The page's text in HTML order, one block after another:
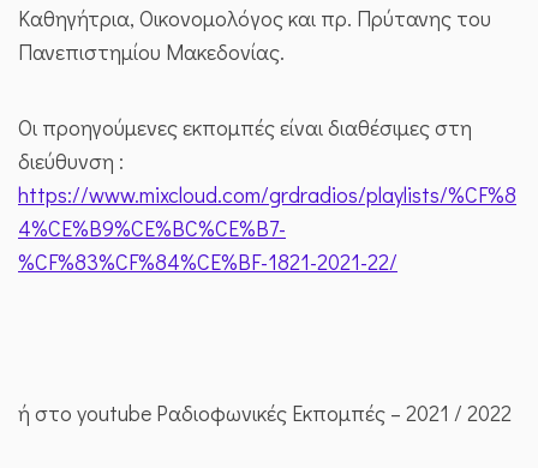
Καθηγήτρια, Οικονομολόγος και πρ. Πρύτανης του
Πανεπιστημίου Μακεδονίας.
Οι προηγούμενες εκπομπές είναι διαθέσιμες στη
διεύθυνση :
https://www.mixcloud.com/grdradios/playlists/%CF%8
4%CE%B9%CE%BC%CE%B7-
%CF%83%CF%84%CE%BF-1821-2021-22/
ή στο youtube Ραδιοφωνικές Εκπομπές – 2021 / 2022